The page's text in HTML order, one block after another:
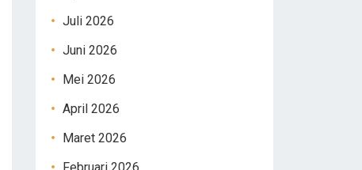
Juli 2026
Juni 2026
Mei 2026
April 2026
Maret 2026